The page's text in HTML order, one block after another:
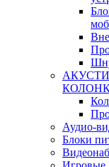
Аудио-
Блоки